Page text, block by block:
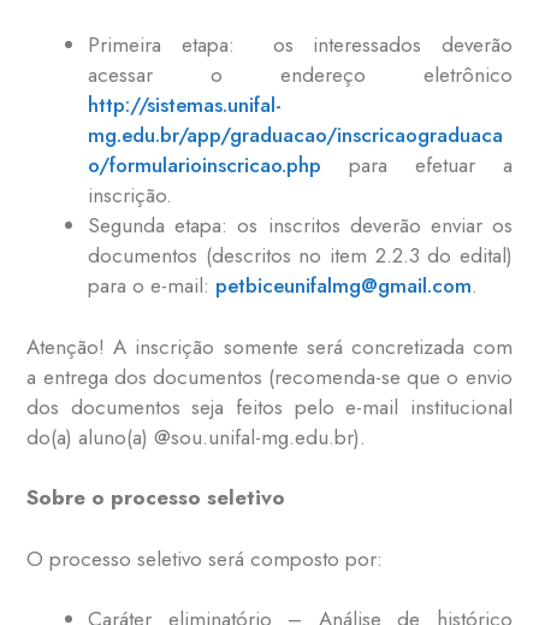
Primeira etapa: os interessados deverão
acessar o endereço eletrônico
http://sistemas.unifal-
mg.edu.br/app/graduacao/inscricaograduaca
o/formularioinscricao.php para efetuar a
inscrição.
Segunda etapa: os inscritos deverão enviar os
documentos (descritos no item 2.2.3 do edital)
para o e-mail: petbiceunifalmg@gmail.com.
Atenção! A inscrição somente será concretizada com
a entrega dos documentos (recomenda-se que o envio
dos documentos seja feitos pelo e-mail institucional
do(a) aluno(a) @sou.unifal-mg.edu.br).
Sobre o processo seletivo
O processo seletivo será composto por:
Caráter eliminatório – Análise de histórico